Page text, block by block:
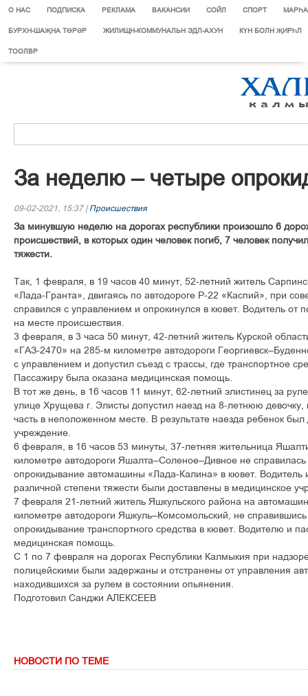
О НАС ПОДПИСКА РЕКЛАМА ВАКАНСИИ СОЙЛ СПОРТ
БУРХН-ШАҖНА ТӨРӘР ЖИЛИЩН-КОММУНАЛЬН ЭДЛ-АХУН КҮН БОЛН ҖИРҺЛ
ТООЛВР
За неделю – четыре
09-02-2021, 15:37 | Происшествия
За минувшую неделю на дорогах республики произошло 6
происшествий, в которых один человек погиб, 7 человек
тяжести.
Так, 1 февраля, в 19 часов 40 минут, 52-летний житель
«Лада-Гранта», двигаясь по автодороге Р-22 «Каспий», при
справился с управлением и опрокинулся в кювет. Водитель от
на месте происшествия.
3 февраля, в 3 часа 50 минут, 42-летний житель Курской
«ГАЗ-2470» на 285-м километре автодороги
с управлением и допустил съезд с трассы, где транспортное
Пассажиру была оказана медицинская помощь.
В тот же день, в 16 часов 11 минут, 62-летний элистинец за
улице Хрущева г. Элисты допустил наезд на 8-летнюю
часть в неположенном месте. В результате наезда ребенок
учреждение.
6 февраля, в 16 часов 53 минуты, 37-летняя жительница
километре автодороги Яшалта–Соленое–Дивное не
опрокидывание автомашины «Лада-Калина» в кювет. Водитель
различной степени тяжести были доставлены в медицинское
7 февраля 21-летний житель Яшкульского района на
километре автодороги Яшкуль–Комсомольский, не
опрокидывание транспортного средства в кювет. Водителю и
медицинская помощь.
С 1 по 7 февраля на дорогах Республики Калмыкия при
полицейскими были задержаны и отстранены от управления
находившихся за рулем в состоянии опьянения.
Подготовил Санджи АЛЕКСЕЕВ
НОВОСТИ ПО ТЕМЕ